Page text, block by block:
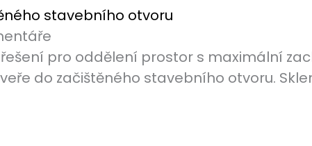
stavebního otvoru
pro oddělení prostor s maximální
do začištěného stavebního otvoru.